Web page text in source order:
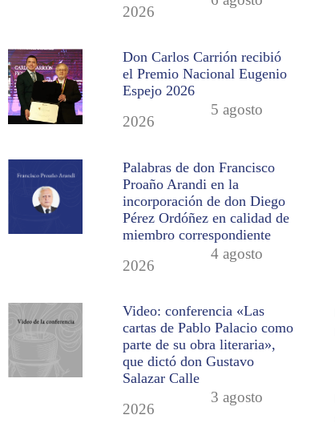
2026
Don Carlos Carrión recibió
el Premio Nacional Eugenio
Espejo 2026
5 agosto
2026
Palabras de don Francisco
Proaño Arandi en la
incorporación de don Diego
Pérez Ordóñez en calidad de
miembro correspondiente
4 agosto
2026
Video: conferencia «Las
cartas de Pablo Palacio como
parte de su obra literaria»,
que dictó don Gustavo
Salazar Calle
3 agosto
2026